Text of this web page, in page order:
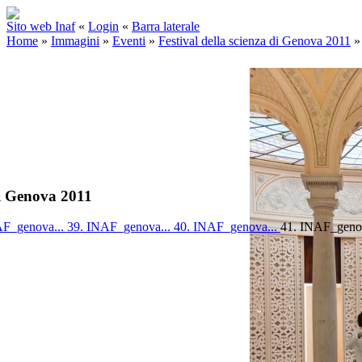
Sito web Inaf « Login « Barra laterale
Home » Immagini » Eventi » Festival della scienza di Genova 2011 »
2011
39. INAF_genova... 40. INAF_genova...41.